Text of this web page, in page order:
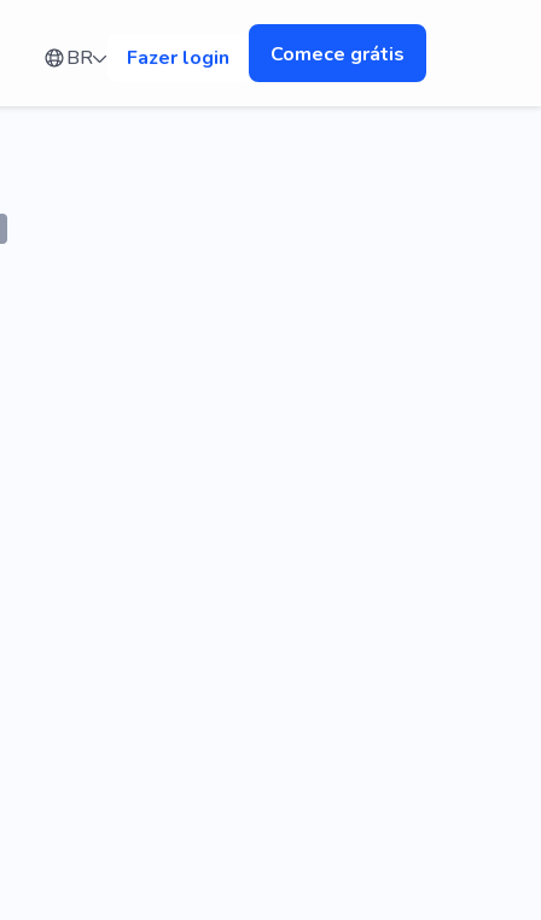
BR Fazer login Comece grátis